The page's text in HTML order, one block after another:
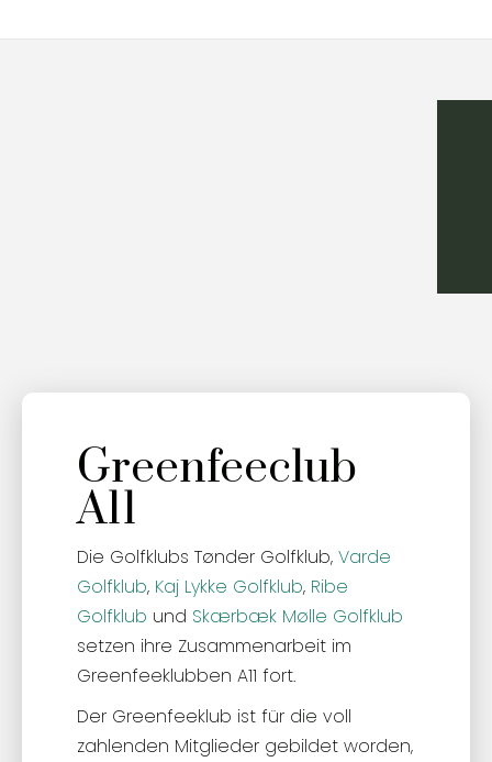
Greenfeeclub
A11
Die Golfklubs Tønder Golfklub, Varde
Golfklub, Kaj Lykke Golfklub, Ribe
Golfklub und Skærbæk Mølle Golfklub
setzen ihre Zusammenarbeit im
Greenfeeklubben A11 fort.
Der Greenfeeklub ist für die voll
zahlenden Mitglieder gebildet worden,